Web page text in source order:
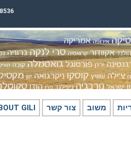
משוב צור קשר GILI